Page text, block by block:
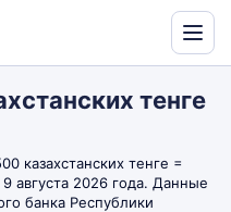
by
Translate
тенге
казахстанских тенге =
августа 2026 года. Данные
банка Республики